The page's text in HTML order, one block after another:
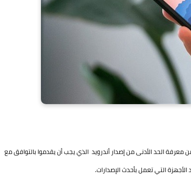
الحد الأدنى من إصدار أندرويد الذي يجب أن يقدموا بالتوافق مع
التي تعمل بأحدث الإصدارات.